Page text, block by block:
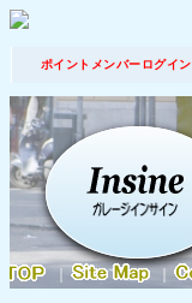
ポイントメンバーログイン